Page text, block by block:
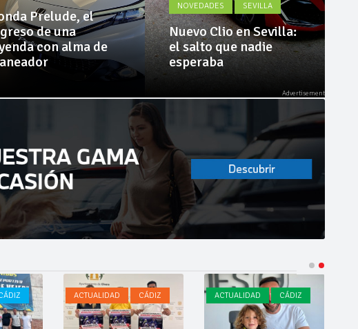
Prelude, el
de una
con alma de
NOVEDADES SEVILLA
Nuevo Clio en Sevilla:
el salto que nadie
esperaba
ACTUALIDAD CÁDIZ ACTUALIDAD CÁDIZ